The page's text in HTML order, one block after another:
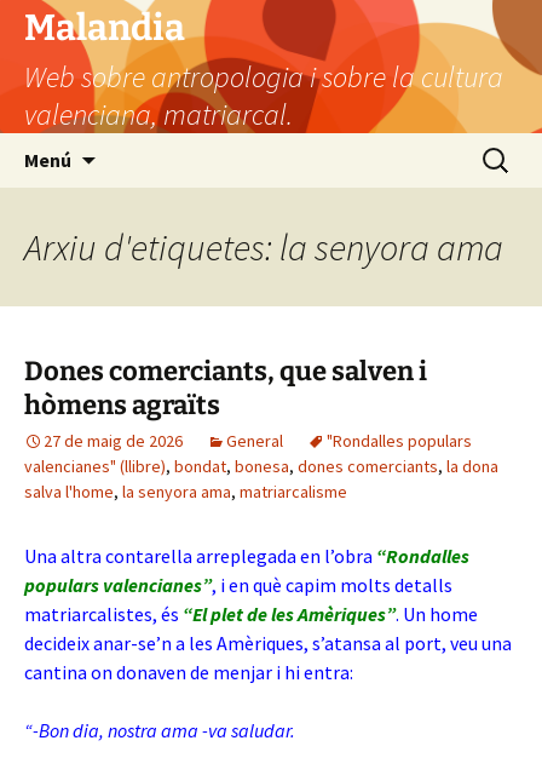
Vés
contingut
Malandia
Web sobre antropologia i sobre la cultura
valenciana, matriarcal.
Menú Cerca:
Arxiu d'etiquetes: la senyora ama
Dones comerciants, que salven i
hòmens agraïts
27 de maig de 2026 General
"Rondalles populars
valencianes" (llibre), bondat, bonesa, dones comerciants, la dona
salva l'home, la senyora ama, matriarcalisme
Una altra contarella arreplegada en l’obra “Rondalles
populars valencianes”, i en què capim molts detalls
matriarcalistes, és “El plet de les Amèriques”. Un home
decideix anar-se’n a les Amèriques, s’atansa al port, veu una
cantina on donaven de menjar i hi entra:
“-Bon dia, nostra ama -va saludar.